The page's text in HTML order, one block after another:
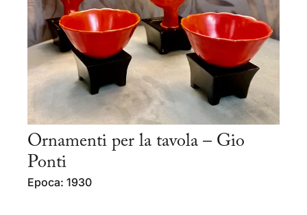
Ornamenti per la tavola – Gio
Ponti
Epoca: 1930